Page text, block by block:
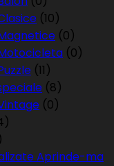
(10)
(0)
(0)
(11)
(8)
(0)
Aprinde-ma